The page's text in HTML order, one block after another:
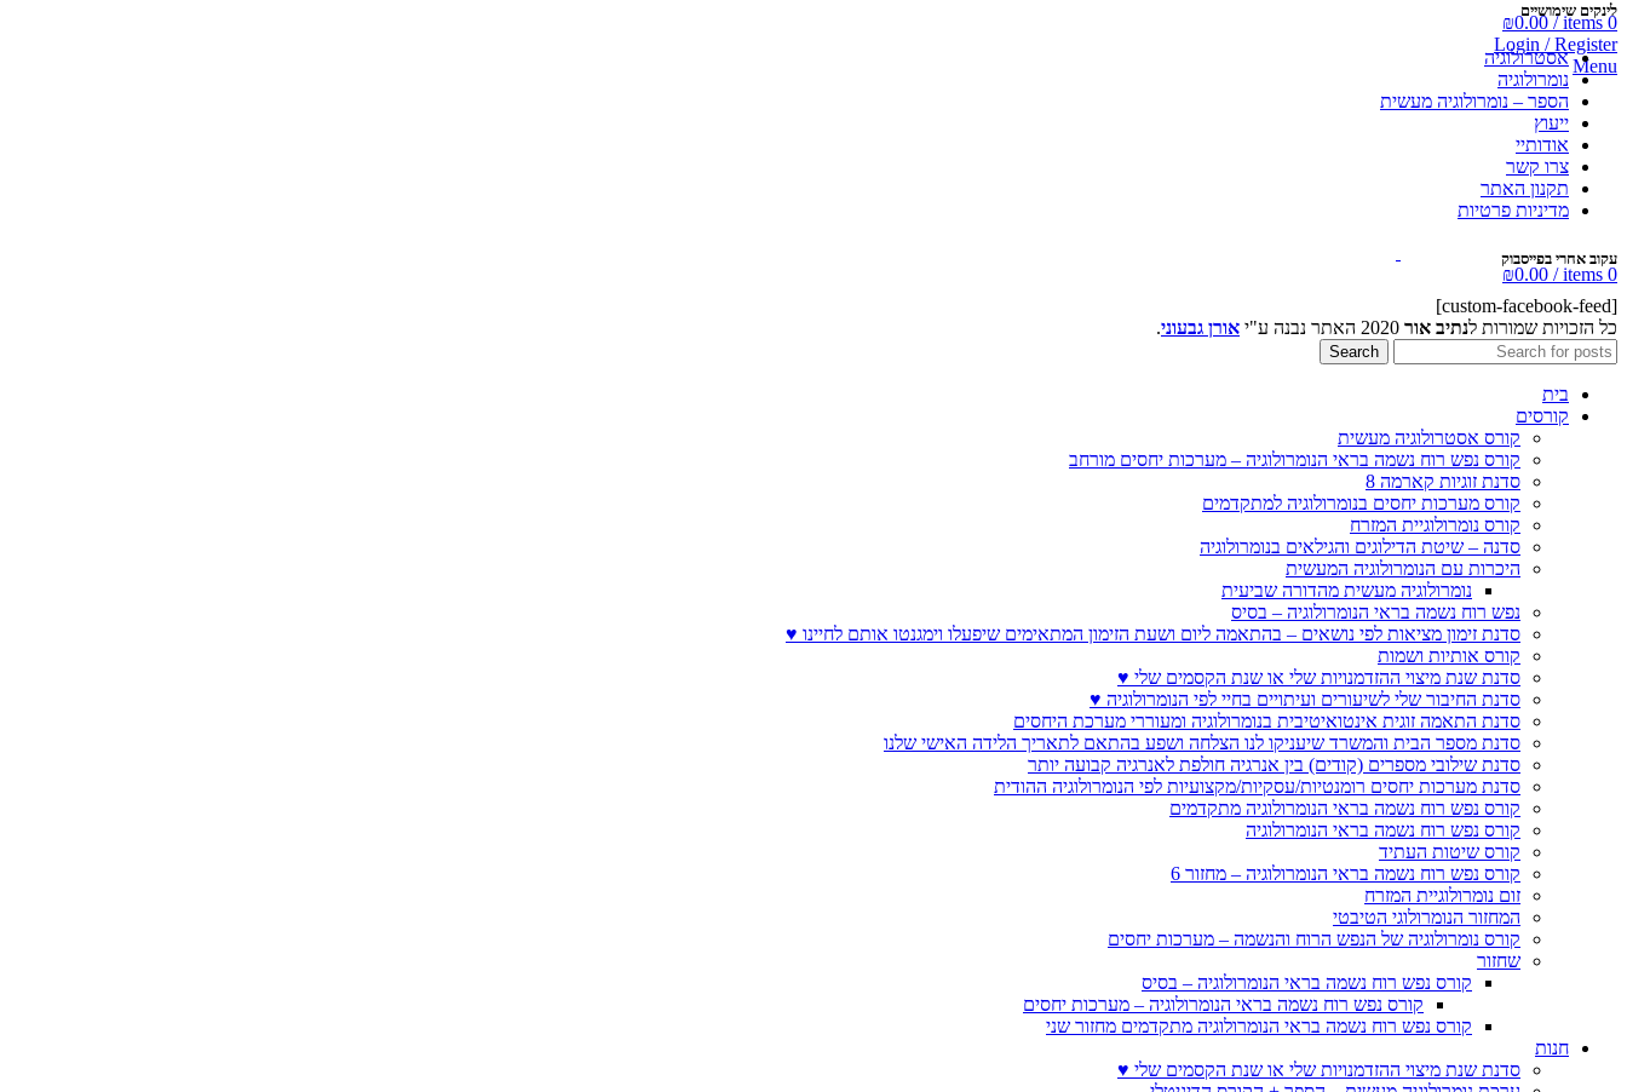
0
items
/
₪0.00
Login / Register
Menu
0
items
/
₪0.00
לינקים שימושיים
אסטרולוגיה
נומרולוגיה
הספר – נומרולוגיה מעשית
ייעוץ
אודותיי
צרו קשר
תקנון האתר
מדיניות פרטיות
עקוב אחרי בפייסבוק
[custom-facebook-feed]
כל הזכויות שמורות לנתיב אור 2020 האתר נבנה ע"י אורן גבעוני.
Search
בית
קורסים
קורס אסטרולוגיה מעשית
קורס נפש רוח נשמה בראי הנומרולוגיה – מערכות יחסים מורחב
סדנת זוגיות קארמה 8
קורס מערכות יחסים בנומרולוגיה למתקדמים
קורס נומרולוגיית המזרח
סדנה – שיטת הדילוגים והגילאים בנומרולוגיה
היכרות עם הנומרולוגיה המעשית
נומרולוגיה מעשית מהדורה שביעית
נפש רוח נשמה בראי הנומרולוגיה – בסיס
סדנת זימון מציאות לפי נושאים – בהתאמה ליום ושעת הזימון המתאימים שיפעלו וימגנטו אותם לחיינו ♥
קורס אותיות ושמות
סדנת שנת מיצוי ההזדמנויות שלי או שנת הקסמים שלי ♥
סדנת החיבור שלי לשיעורים ועיתויים בחיי לפי הנומרולוגיה ♥
סדנת התאמה זוגית אינטואיטיבית בנומרולוגיה ומעוררי מערכת היחסים
סדנת מספר הבית והמשרד שיעניקו לנו הצלחה ושפע בהתאם לתאריך הלידה האישי שלנו
סדנת שילובי מספרים (קודים) בין אנרגיה חולפת לאנרגיה קבועה יותר
סדנת מערכות יחסים רומנטיות/עסקיות/מקצועיות לפי הנומרולוגיה ההודית
קורס נפש רוח נשמה בראי הנומרולוגיה מתקדמים
קורס נפש רוח נשמה בראי הנומרולוגיה
קורס שיטות העתיד
קורס נפש רוח נשמה בראי הנומרולוגיה – מחזור 6
זום נומרולוגיית המזרח
המחזור הנומרולוגי הטיבטי
קורס נומרולוגיה של הנפש הרוח והנשמה – מערכות יחסים
שחזור
קורס נפש רוח נשמה בראי הנומרולוגיה – בסיס
קורס נפש רוח נשמה בראי הנומרולוגיה – מערכות יחסים
קורס נפש רוח נשמה בראי הנומרולוגיה מתקדמים מחזור שני
חנות
סדנת שנת מיצוי ההזדמנויות שלי או שנת הקסמים שלי ♥